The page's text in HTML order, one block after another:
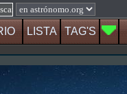
LISTA TAG'S